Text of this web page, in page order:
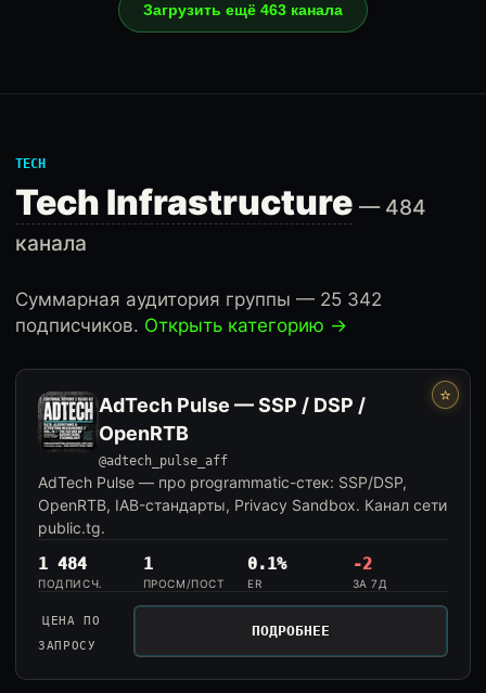
Загрузить ещё 463 канала
TECH
Tech Infrastructure — 484
канала
Суммарная аудитория группы — 25 342
подписчиков. Открыть категорию →
⭐
AdTech Pulse — SSP / DSP /
OpenRTB
@adtech_pulse_aff
AdTech Pulse — про programmatic-стек: SSP/DSP,
OpenRTB, IAB-стандарты, Privacy Sandbox. Канал сети
public.tg.
1 484
ПОДПИСЧ.
1
ПРОСМ/ПОСТ
0.1%
ER
-2
ЗА 7Д
ЦЕНА ПО
ЗАПРОСУ
ПОДРОБНЕЕ